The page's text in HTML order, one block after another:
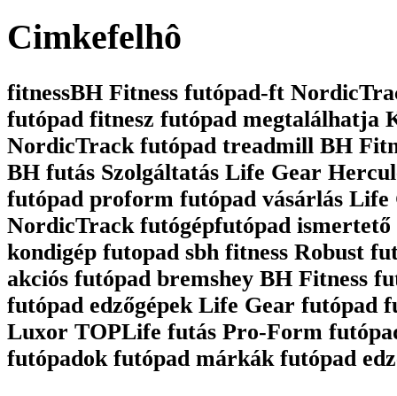
Cimkefelhô
fitnessBH Fitness futópad-ft
futópad fitnesz futópad megtalálhatja
NordicTrack futópad treadmill BH
BH futás Szolgáltatás Life Gear
futópad proform futópad vásárlás
NordicTrack futógépfutópad
kondigép futopad sbh fitness Robust
akciós futópad bremshey BH Fitness
futópad edzőgépek Life Gear futópad
Luxor TOPLife futás Pro-Form
futópadok futópad márkák futópad